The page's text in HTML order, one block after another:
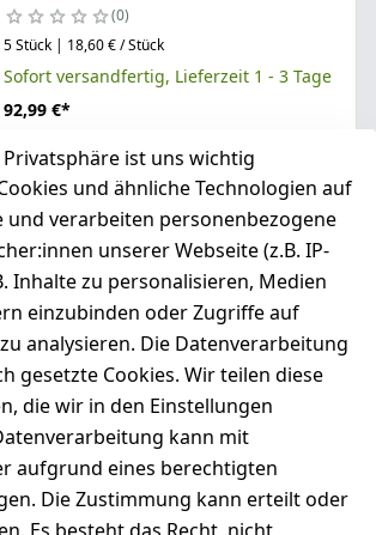
0
5 Stück | 18,60 € / Stück
Sofort versandfertig, Lieferzeit 1 - 3 Tage
92,99 €*
Hinzufügen
Salinen Austria
0
6 Stück | 18,83 € / Stück
Sofort versandfertig, Lieferzeit 1 - 3 Tage
112,99 €*
Hinzufügen
Salinen Austria
ist uns wichtig
und ähnliche Technologien auf
und verarbeiten personenbezogene
unserer Webseite (z.B. IP-
Inhalte zu personalisieren, Medien
einzubinden oder Zugriffe auf
analysieren. Die Datenverarbeitung
gesetzte Cookies. Wir teilen diese
die wir in den Einstellungen
kann mit
aufgrund eines berechtigten
Die Zustimmung kann erteilt oder